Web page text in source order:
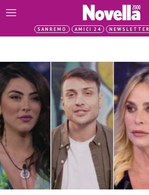
SANREMO AMICI 24 NEWSLETTER